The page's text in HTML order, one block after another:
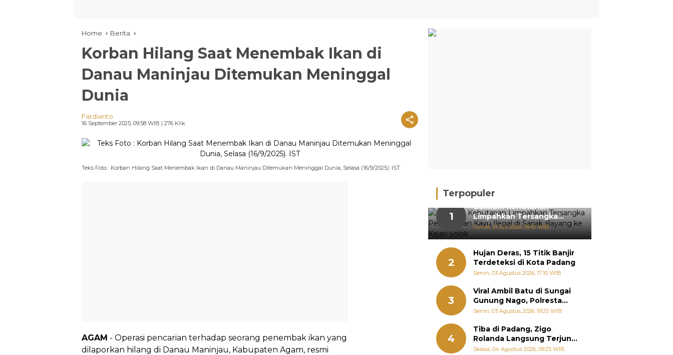
Home Berita
Korban Hilang Saat Menembak Ikan di
Danau Maninjau Ditemukan Meninggal
Dunia
Fardianto
16 September 2025, 09:58 WIB | 276 Klik
Teks Foto : Korban Hilang Saat Menembak Ikan di Danau Maninjau Ditemukan Meninggal Dunia, Selasa (16/9/2025). IST
AGAM - Operasi pencarian terhadap seorang penembak ikan yang
dilaporkan hilang di Danau Maninjau, Kabupaten Agam, resmi
Terpopuler
1
Gakkum Kehutanan
Limpahkan Tersangka
Pemanenan Kayu Ilegal di
Sariak Bayang ke Kejari
Jumat, 31 Juli 2026, 09:10 WIB
2
Hujan Deras, 15 Titik Banjir
Terdeteksi di Kota Padang
Senin, 03 Agustus 2026, 17:10 WIB
3
Viral Ambil Batu di Sungai
Gunung Nago, Polresta
Padang Ungkap Fakta
Senin, 03 Agustus 2026, 19:20 WIB
4
Tiba di Padang, Zigo
Rolanda Langsung Terjun
Bantu Warga Terdampak
Selasa, 04 Agustus 2026, 09:25 WIB